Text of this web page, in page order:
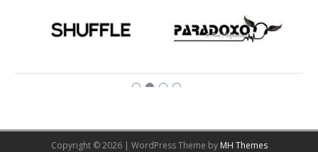
Copyright © 2026 | WordPress Theme by MH Themes